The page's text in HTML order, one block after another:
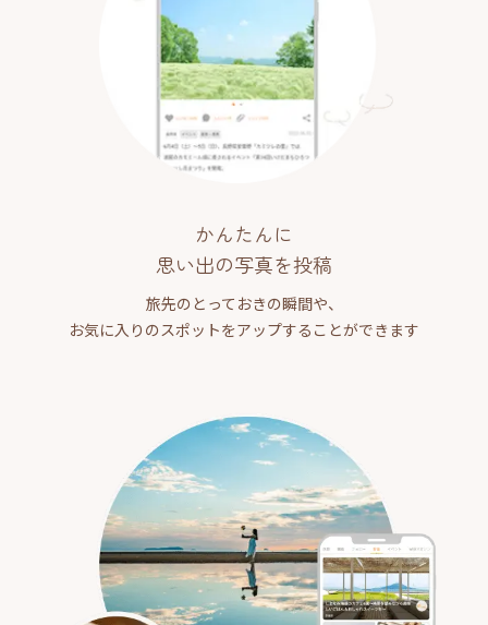
かんたんに
思い出の写真を投稿
旅先のとっておきの瞬間や、
お気に入りのスポットをアップすることができます